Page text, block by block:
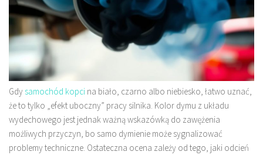
Gdy samochód kopci na biało, czarno albo niebiesko, łatwo uznać,
że to tylko „efekt uboczny” pracy silnika. Kolor dymu z układu
wydechowego jest jednak ważną wskazówką do zawężenia
możliwych przyczyn, bo samo dymienie może sygnalizować
problemy techniczne. Ostateczna ocena zależy od tego, jaki odcień